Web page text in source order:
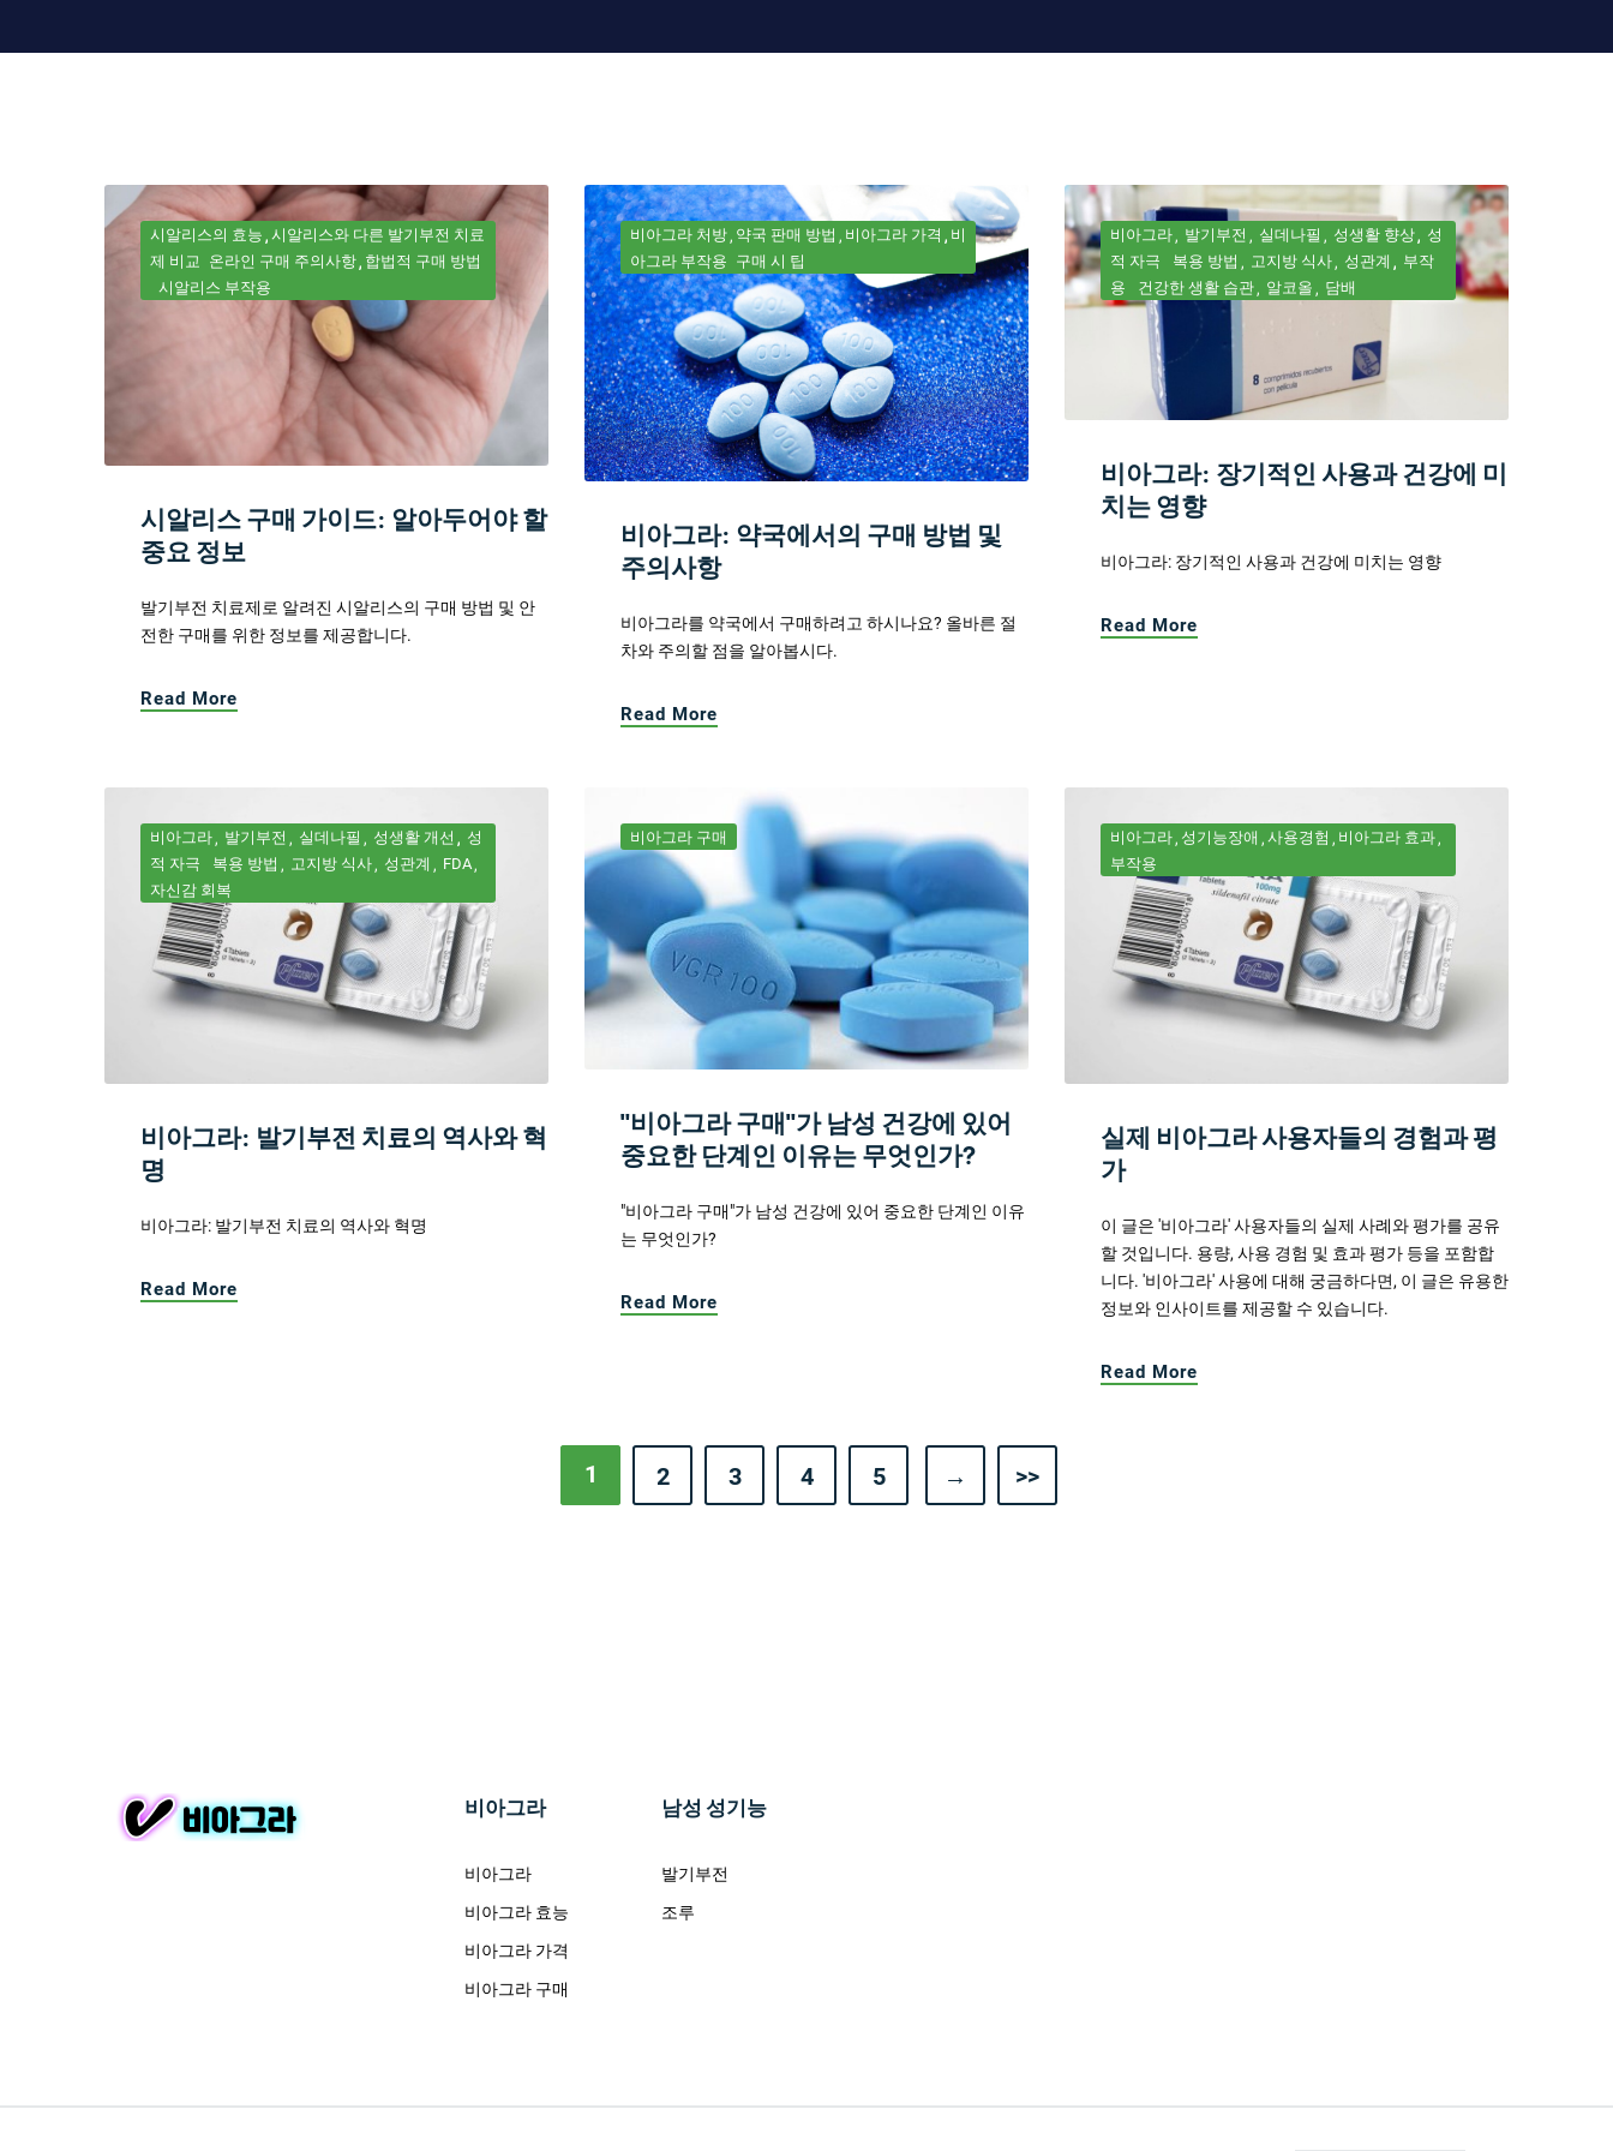
시알리스의 효능 시알리스와 다른 발기부전 치료
제 비교 온라인 구매 주의사항 합법적 구매 방법
시알리스 부작용
시알리스 구매 가이드: 알아두어야 할
중요 정보
발기부전 치료제로 알려진 시알리스의 구매 방법 및 안
전한 구매를 위한 정보를 제공합니다.
Read More
비아그라 처방 약국 판매 방법 비아그라 가격
비
아그라 부작용 구매 시 팁
비아그라: 약국에서의 구매 방법 및
주의사항
비아그라를 약국에서 구매하려고 하시나요? 올바른 절
차와 주의할 점을 알아봅시다.
Read More
비아그라 발기부전 실데나필 성생활 향상
성
적 자극
복용 방법 고지방 식사 성관계
부작
용
건강한 생활 습관 알코올 담배
비아그라: 장기적인 사용과 건강에 미
치는 영향
비아그라: 장기적인 사용과 건강에 미치는 영향
Read More
비아그라 발기부전 실데나필 성생활 개선
성
적 자극
복용 방법 고지방 식사 성관계
FDA
자신감 회복
비아그라: 발기부전 치료의 역사와 혁
명
비아그라: 발기부전 치료의 역사와 혁명
Read More
비아그라 구매
"비아그라 구매"가 남성 건강에 있어
중요한 단계인 이유는 무엇인가?
"비아그라 구매"가 남성 건강에 있어 중요한 단계인 이유
는 무엇인가?
Read More
비아그라 성기능장애 사용경험
비아그라 효과
부작용
실제 비아그라 사용자들의 경험과 평
가
이 글은 '비아그라' 사용자들의 실제 사례와 평가를 공유
할 것입니다. 용량, 사용 경험 및 효과 평가 등을 포함합
니다. '비아그라' 사용에 대해 궁금하다면, 이 글은 유용한
정보와 인사이트를 제공할 수 있습니다.
Read More
1 2 3 4 5 → >>
비아그라
비아그라
비아그라 효능
비아그라 가격
비아그라 구매
남성 성기능
발기부전
조루